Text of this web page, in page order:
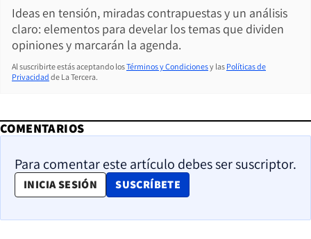
Ideas en tensión, miradas contrapuestas y un análisis
claro: elementos para develar los temas que dividen
opiniones y marcarán la agenda.
Al suscribirte estás aceptando losTérminos y Condicionesy las Políticas de
Privacidad de La Tercera.
COMENTARIOS
Para comentar este artículo debes ser suscriptor.
INICIA SESIÓN SUSCRÍBETE
OPENS IN NEW WINDOW